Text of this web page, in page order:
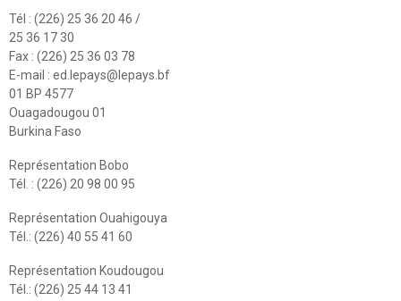
Tél : (226) 25 36 20 46 /
25 36 17 30
Fax : (226) 25 36 03 78
E-mail : ed.lepays@lepays.bf
01 BP 4577
Ouagadougou 01
Burkina Faso
Représentation Bobo
Tél. : (226) 20 98 00 95
Représentation Ouahigouya
Tél.: (226) 40 55 41 60
Représentation Koudougou
Tél.: (226) 25 44 13 41